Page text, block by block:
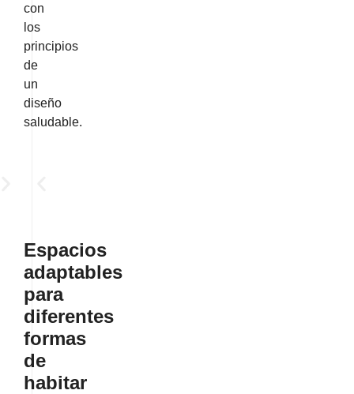
con
los
principios
de
un
diseño
saludable.
Espacios
adaptables
para
diferentes
formas
de
habitar